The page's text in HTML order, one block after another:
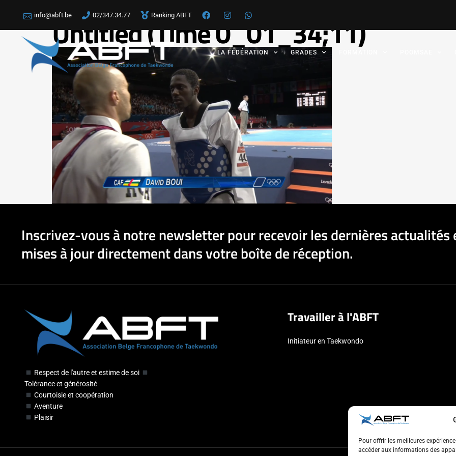
Pour offrir les meilleures
accéder aux informations des
info@abft.be 02/347.34.77 Ranking ABFT
LA FÉDÉRATION GRADES
Untitled (Time 0_01_34;11)
Inscrivez-vous à notre newsletter pour recevoir les dernières actualités
mises à jour directement dans votre boîte de réception.
Respect de l'autre et estime de soi
Tolérance et générosité
Courtoisie et coopération
Aventure
Plaisir
Travailler à l'ABFT
Initiateur en Taekwondo